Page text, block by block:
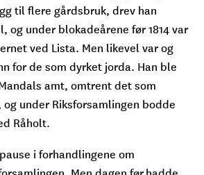
til flere gårdsbruk, drev han
og under blokadeårene før 1814 var
ved Lista. Men likevel var og
for de som dyrket jorda. Han ble
amt, omtrent det som
under Riksforsamlingen bodde
Råholt.
i forhandlingene om